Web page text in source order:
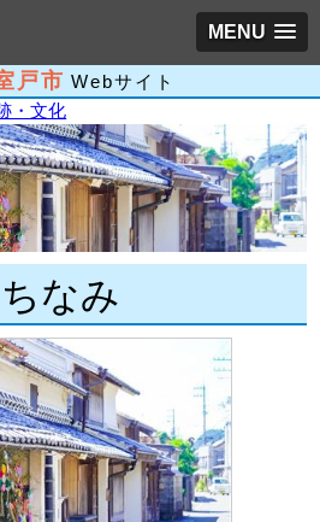
MENU
戸市 Webサイト
・文化
なみ